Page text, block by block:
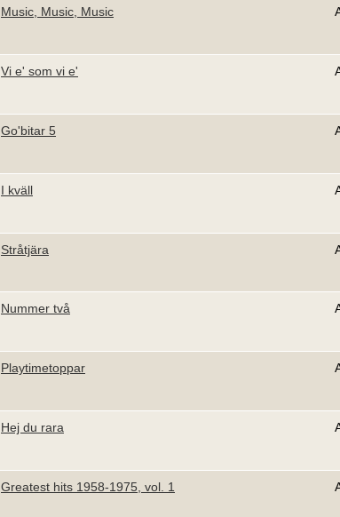
Music, Music, Music
Vi e' som vi e'
Go'bitar 5
I kväll
Stråtjära
Nummer två
Playtimetoppar
Hej du rara
Greatest hits 1958-1975, vol. 1